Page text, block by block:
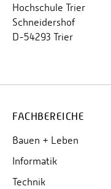
Hochschule Trier
Schneidershof
D-54293 Trier
FACHBEREICHE
Bauen + Leben
Informatik
Technik